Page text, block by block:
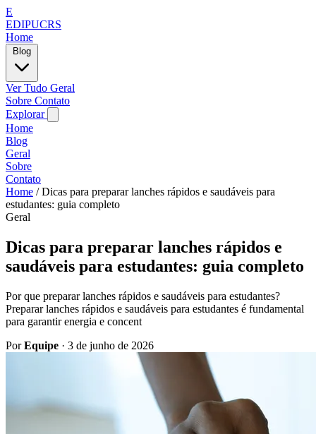
E
EDIPUCRS
Home
Ver Tudo Geral
Sobre Contato
Explorar
Home
Blog
Geral
Sobre
Contato
Home / Dicas para preparar lanches rápidos e saudáveis para
estudantes: guia completo
Geral
Dicas para preparar lanches rápidos e
saudáveis para estudantes: guia completo
Por que preparar lanches rápidos e saudáveis para estudantes?
Preparar lanches rápidos e saudáveis para estudantes é fundamental
para garantir energia e concent
PorEquipe · 3 de junho de 2026